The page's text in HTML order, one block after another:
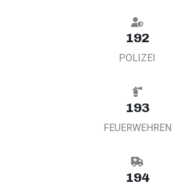
192
POLIZEI
193
FEUERWEHREN
194